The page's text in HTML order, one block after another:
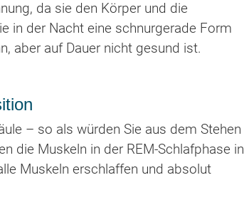
da sie den Körper und die
in der Nacht eine schnurgerade Form
aber auf Dauer nicht gesund ist.
– so als würden Sie aus dem Stehen
die Muskeln in der REM-Schlafphase in
Muskeln erschlaffen und absolut